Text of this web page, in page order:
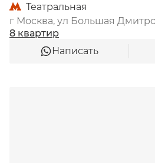
Театральная
г Москва, ул Большая
8 квартир
Написать